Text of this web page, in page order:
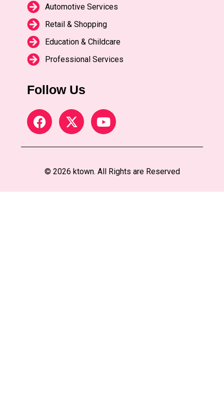
Automotive Services
Retail & Shopping
Education & Childcare
Professional Services
Follow Us
© 2026 ktown. All Rights are Reserved